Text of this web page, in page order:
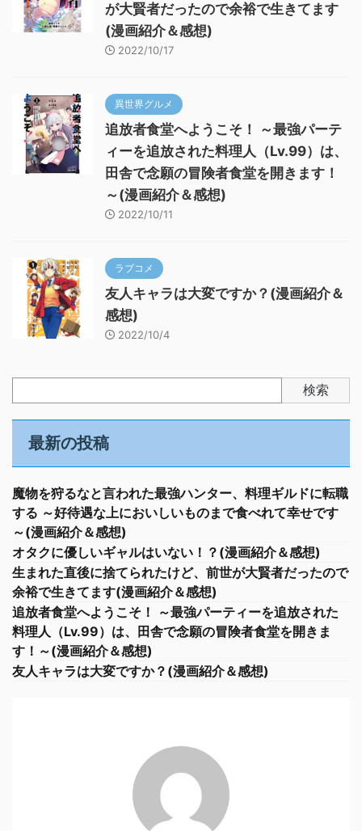
が大賢者だったので余裕で生きてます
(漫画紹介＆感想)
2022/10/17
異世界グルメ
追放者食堂へようこそ！ ～最強パーテ
ィーを追放された料理人（Lv.99）は、
田舎で念願の冒険者食堂を開きます！
～(漫画紹介＆感想)
2022/10/11
ラブコメ
友人キャラは大変ですか？(漫画紹介＆
感想)
2022/10/4
検索
最新の投稿
魔物を狩るなと言われた最強ハンター、料理ギルドに転職
する ～好待遇な上においしいものまで食べれて幸せです
～(漫画紹介＆感想)
オタクに優しいギャルはいない！？(漫画紹介＆感想)
生まれた直後に捨てられたけど、前世が大賢者だったので
余裕で生きてます(漫画紹介＆感想)
追放者食堂へようこそ！ ～最強パーティーを追放された
料理人（Lv.99）は、田舎で念願の冒険者食堂を開きま
す！～(漫画紹介＆感想)
友人キャラは大変ですか？(漫画紹介＆感想)